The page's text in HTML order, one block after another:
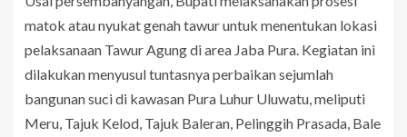
matok atau nyukat genah tawur untuk menentukan lokasi
pelaksanaan Tawur Agung di area Jaba Pura. Kegiatan ini
dilakukan menyusul tuntasnya perbaikan sejumlah
bangunan suci di kawasan Pura Luhur Uluwatu, meliputi
Meru, Tajuk Kelod, Tajuk Baleran, Pelinggih Prasada, Bale